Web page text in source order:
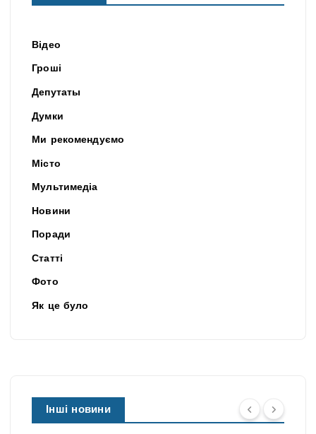
Відео
Гроші
Депутаты
Думки
Ми рекомендуємо
Місто
Мультимедіа
Новини
Поради
Статті
Фото
Як це було
Інші новини